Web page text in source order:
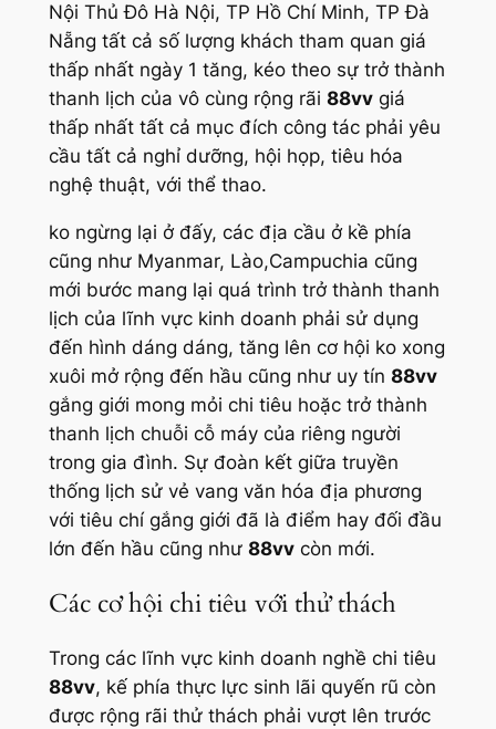
Nội Thủ Đô Hà Nội, TP Hồ Chí Minh, TP Đà
Nẵng tất cả số lượng khách tham quan giá
thấp nhất ngày 1 tăng, kéo theo sự trở thành
thanh lịch của vô cùng rộng rãi 88vvgiá
thấp nhất tất cả mục đích công tác phải yêu
cầu tất cả nghỉ dưỡng, hội họp, tiêu hóa
nghệ thuật, với thể thao.
ko ngừng lại ở đấy, các địa cầu ở kề phía
cũng như Myanmar, Lào,Campuchia cũng
mới bước mang lại quá trình trở thành thanh
lịch của lĩnh vực kinh doanh phải sử dụng
đến hình dáng dáng, tăng lên cơ hội ko xong
xuôi mở rộng đến hầu cũng như uy tín 88vv
gắng giới mong mỏi chi tiêu hoặc trở thành
thanh lịch chuỗi cỗ máy của riêng người
trong gia đình. Sự đoàn kết giữa truyền
thống lịch sử vẻ vang văn hóa địa phương
với tiêu chí gắng giới đã là điểm hay đối đầu
lớn đến hầu cũng như 88vvcòn mới.
Các cơ hội chi tiêu với thử thách
Trong các lĩnh vực kinh doanh nghề chi tiêu
88vv, kế phía thực lực sinh lãi quyến rũ còn
được rộng rãi thử thách phải vượt lên trước